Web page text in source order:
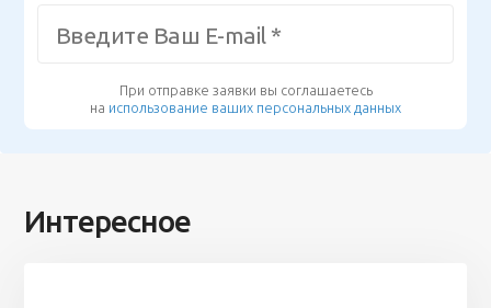
При отправке заявки вы соглашаетесь
на использование ваших персональных данных
Интересное